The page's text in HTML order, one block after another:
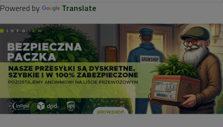
Powered by Translate